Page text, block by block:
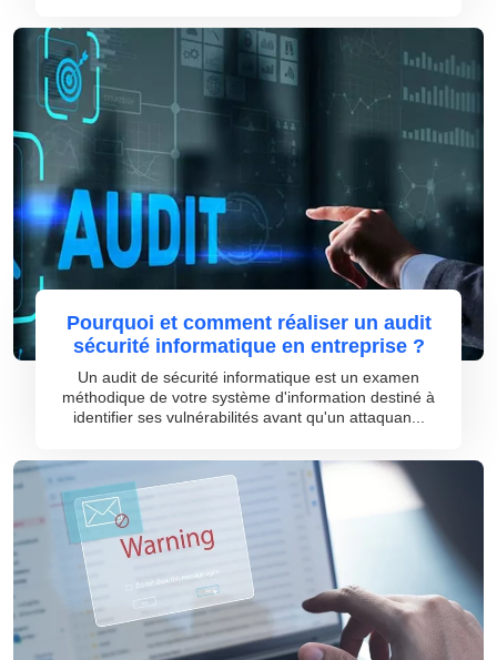
Pourquoi et comment réaliser un audit
sécurité informatique en entreprise ?
Un audit de sécurité informatique est un examen
méthodique de votre système d'information destiné à
identifier ses vulnérabilités avant qu'un attaquan...